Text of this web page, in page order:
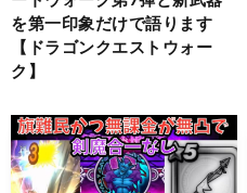
を第一印象だけで語ります
【ドラゴンクエストウォー
ク】